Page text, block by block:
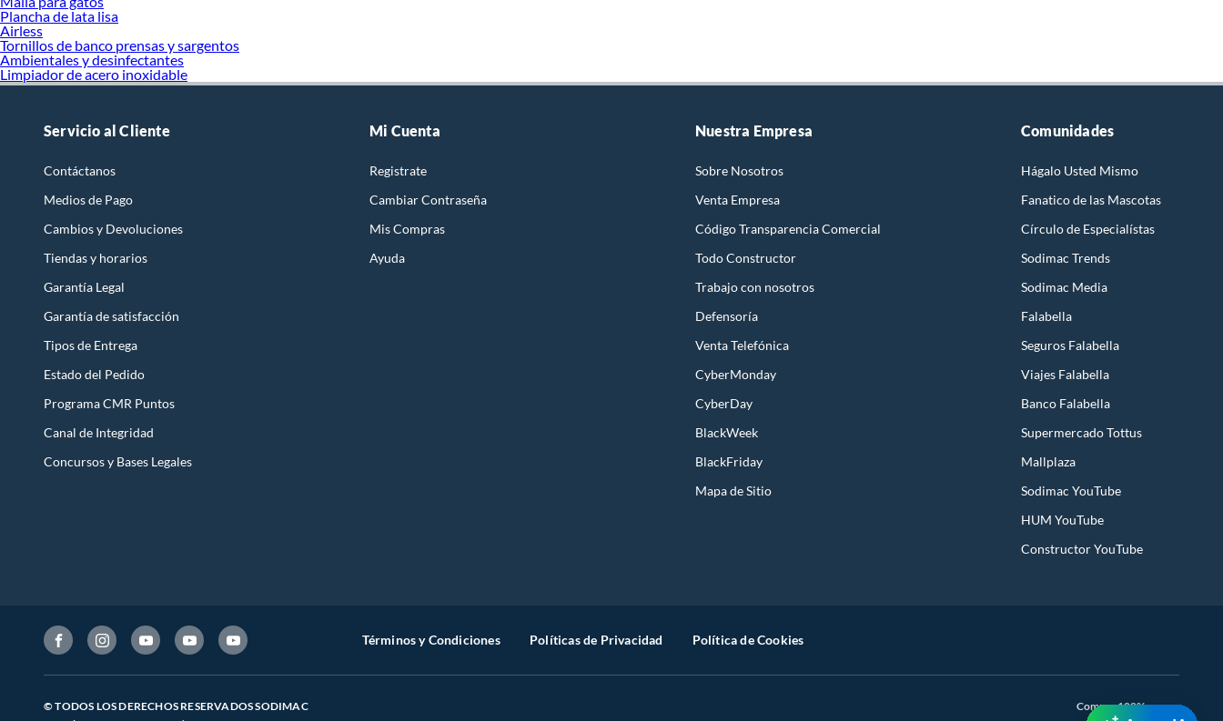
Plancha de lata lisa
Airless
Tornillos de banco prensas y sargentos
Ambientales y desinfectantes
Limpiador de acero inoxidable
Servicio al Cliente
Contáctanos
Medios de Pago
Cambios y Devoluciones
Tiendas y horarios
Garantía Legal
Garantía de satisfacción
Tipos de Entrega
Estado del Pedido
Programa CMR Puntos
Canal de Integridad
Concursos y Bases Legales
Mi Cuenta
Registrate
Cambiar Contraseña
Mis Compras
Ayuda
Nuestra Empresa
Sobre Nosotros
Venta Empresa
Código Transparencia Comercial
Todo Constructor
Trabajo con nosotros
Defensoría
Venta Telefónica
CyberMonday
CyberDay
BlackWeek
BlackFriday
Mapa de Sitio
Comunidades
Hágalo Usted Mismo
Fanatico de las Mascotas
Círculo de Especialístas
Sodimac Trends
Sodimac Media
Falabella
Seguros Falabella
Viajes Falabella
Banco Falabella
Supermercado Tottus
Mallplaza
Sodimac YouTube
HUM YouTube
Constructor YouTube
Términos y Condiciones Políticas de Privacidad Política de Cookies
© TODOS LOS DERECHOS RESERVADOS SODIMAC
Compra 100% segura